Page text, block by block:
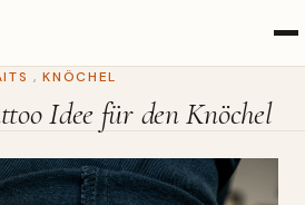
, KNÖCHEL
Idee für den Knöchel